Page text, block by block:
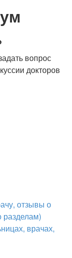
вопрос
докторов
отзывы о
разделам)
врачах,